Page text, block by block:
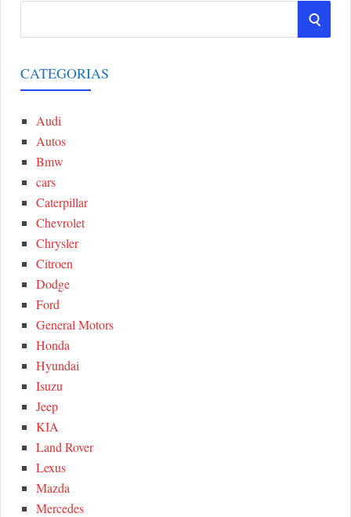
r
c
S
CATEGORIAS
Audi
Autos
Bmw
cars
Caterpillar
Chevrolet
Chrysler
Citroen
Dodge
Ford
General Motors
Honda
Hyundai
Isuzu
Jeep
KIA
Land Rover
Lexus
Mazda
Mercedes